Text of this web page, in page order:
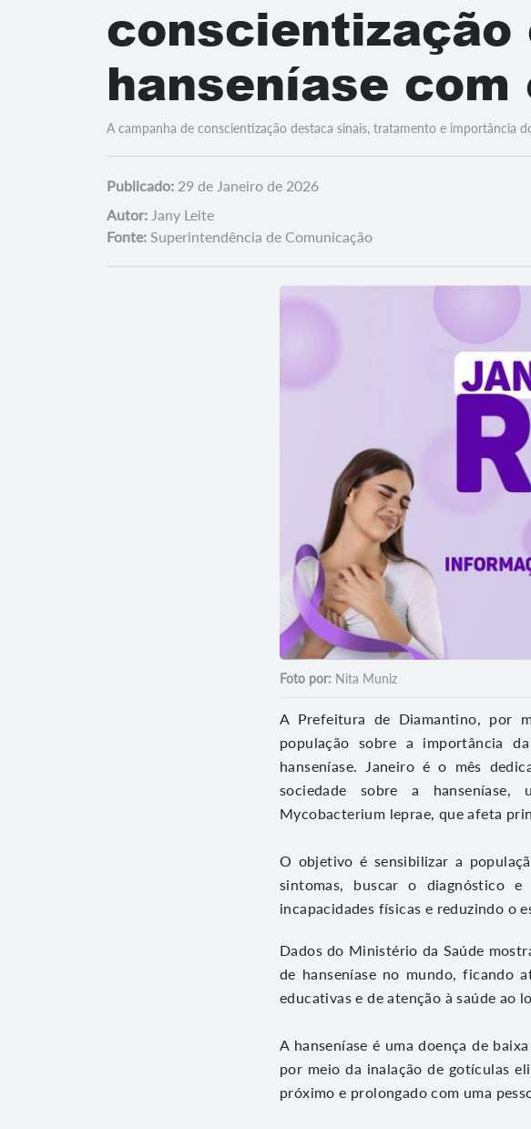
conscientização
hanseníase com
A campanha de conscientização destaca sinais, tratamento e importância
Publicado: 29 de Janeiro de 2026
Autor: Jany Leite
Fonte: Superintendência de Comunicação
Foto por: Nita Muniz
A Prefeitura de Diamantino, por
população sobre a importância
hanseníase. Janeiro é o mês
sociedade sobre a hanseníase,
Mycobacterium leprae, que afeta
O objetivo é sensibilizar a
sintomas, buscar o diagnóstico
incapacidades físicas e reduzindo o
Dados do Ministério da Saúde
de hanseníase no mundo, ficando
educativas e de atenção à saúde ao
A hanseníase é uma doença de
por meio da inalação de gotículas
próximo e prolongado com uma